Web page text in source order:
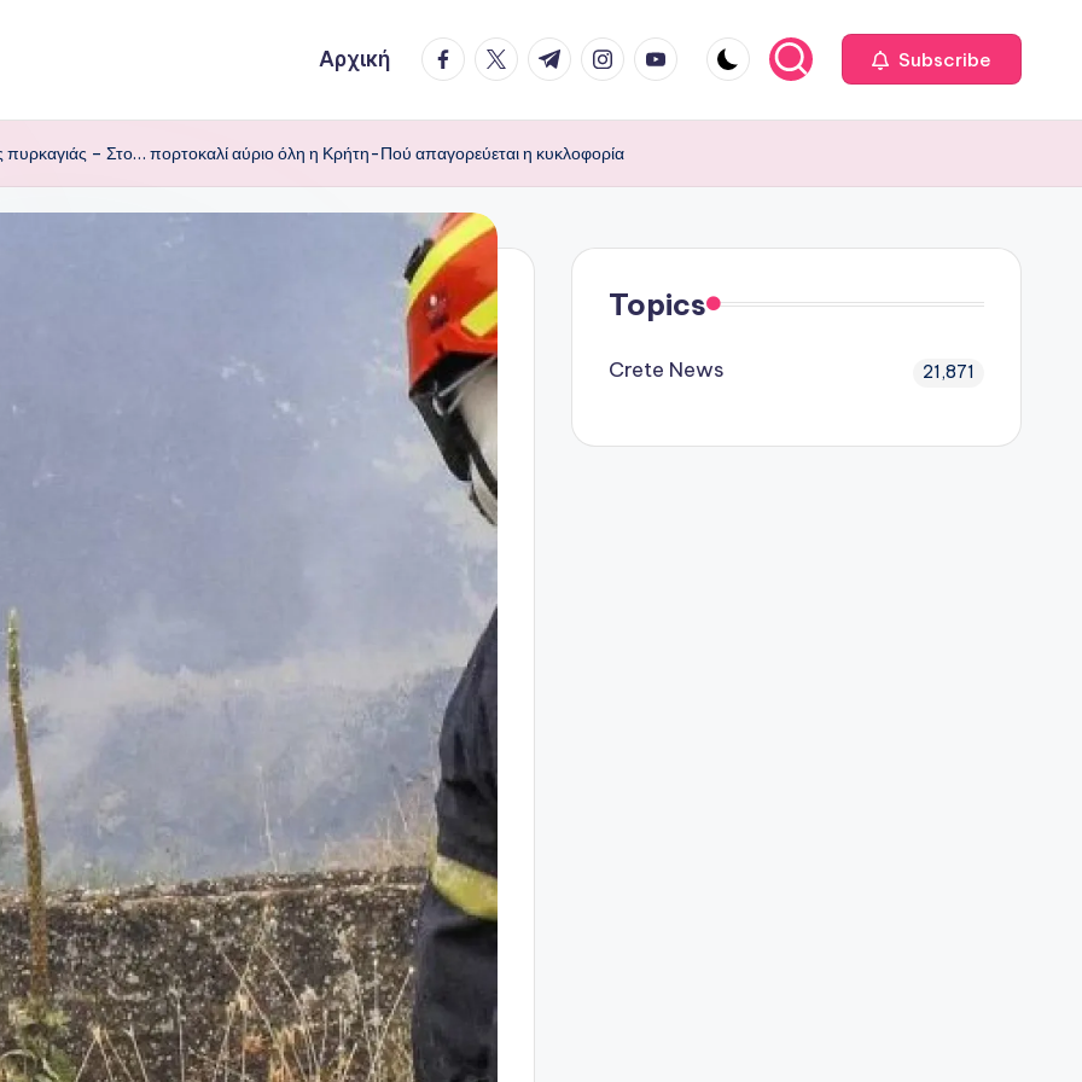
Αρχική facebook.com
twitter.com
t.me instagram.com
youtube.com Subscribe
– Στο… πορτοκαλί αύριο όλη η Κρήτη-Πού απαγορεύεται η κυκλοφορία
Topics
Crete News 21,871